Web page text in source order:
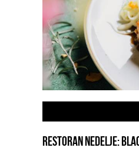
RESTORAN NEDELJE: